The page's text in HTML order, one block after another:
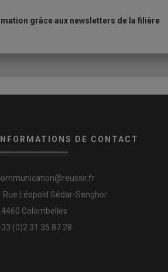
grâce aux newsletters de la filière
INFORMATIONS DE CONTACT
Rue Léopold Sédar-Senghor
Colombelles
(0)2 31 35 87 28